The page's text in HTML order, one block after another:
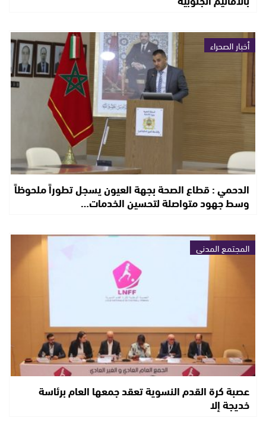
أخبار الصحراء
الدحمي : قطاع الصحة بجهة العيون يسجل تطوراً ملحوظاً
وسط جهود متواصلة لتحسين الخدمات…
المجتمع المدني
عصبة كرة القدم النسوية تعقد جمعها العام برئاسة
خديجة إلا